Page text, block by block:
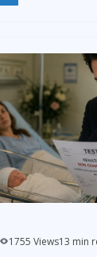
1755 Views13 min